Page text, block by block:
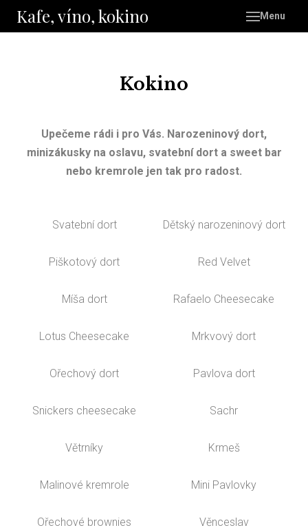
Menu
Kafe, víno, kokino
Kokino
Upečeme rádi i pro Vás. Narozeninový dort,
minizákusky na oslavu, svatební dort a sweet bar
nebo kremrole jen tak pro radost.
Svatební dort Dětský narozeninový dort
Piškotový dort Red Velvet
Míša dort Rafaelo Cheesecake
Lotus Cheesecake Mrkvový dort
Ořechový dort Pavlova dort
Snickers cheesecake Sachr
Větrníky Krmeš
Malinové kremrole Mini Pavlovky
Ořechové brownies Věnceslav